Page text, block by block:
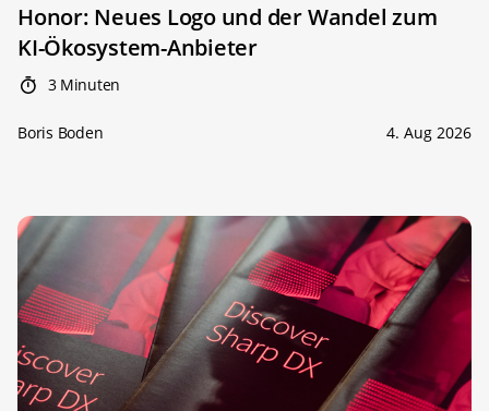
Honor: Neues Logo und der Wandel zum
KI-Ökosystem-Anbieter
3 Minuten
Boris Boden 4. Aug 2026